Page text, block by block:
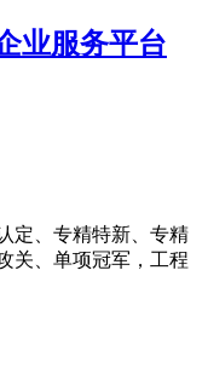
业服务平台